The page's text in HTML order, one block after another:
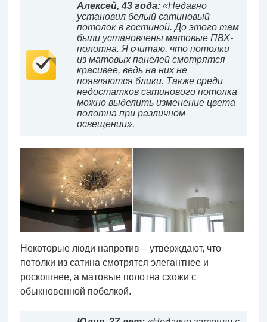
Алексей, 43 года: «Недавно
установил белый сатиновый
потолок в гостиной. До этого там
были установлены матовые ПВХ-
полотна. Я считаю, что потолки
из матовых панелей смотрятся
красивее, ведь на них не
появляются блики. Также среди
недостатков сатинового потолка
можно выделить изменение цвета
полотна при различном
освещении».
Некоторые люди напротив – утверждают, что
потолки из сатина смотрятся элегантнее и
роскошнее, а матовые полотна схожи с
обыкновенной побелкой.